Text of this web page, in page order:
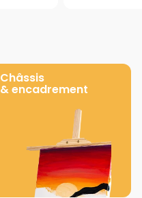
Châssis
& encadrement